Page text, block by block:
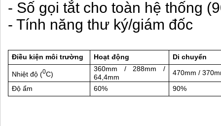
- Số gọi tắt cho toàn hệ thống
- Tính năng thư ký/giám đốc
Điều kiện môi trường Hoạt động Di chuyển
Nhiệt độ (0C)
360mm / 288mm /
64,4mm
470mm /
Độ ẩm
60% 90%